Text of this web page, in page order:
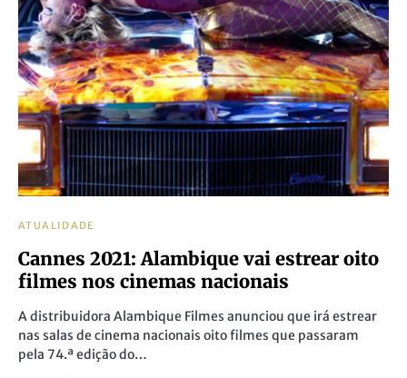
ATUALIDADE
Cannes 2021: Alambique vai estrear oito
filmes nos cinemas nacionais
A distribuidora Alambique Filmes anunciou que irá estrear
nas salas de cinema nacionais oito filmes que passaram
pela 74.ª edição do…